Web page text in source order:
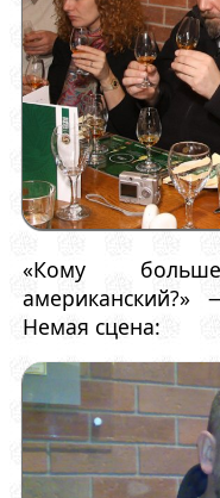
«Кому
Немая сцена: